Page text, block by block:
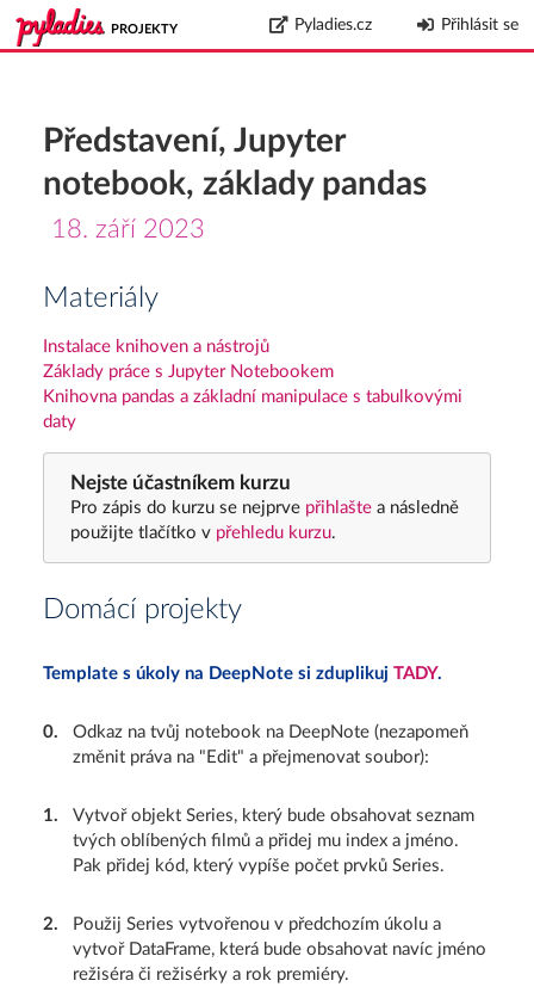
PROJEKTY Pyladies.cz Přihlásit se
Představení, Jupyter
notebook, základy pandas
18. září 2023
Materiály
Instalace knihoven a nástrojů
Základy práce s Jupyter Notebookem
Knihovna pandas a základní manipulace s tabulkovými
daty
Nejste účastníkem kurzu
Pro zápis do kurzu se nejprvepřihlašte a následně
použijte tlačítko vpřehledu kurzu.
Domácí projekty
Template s úkoly na DeepNote si zduplikuj TADY.
0.
Odkaz na tvůj notebook na DeepNote (nezapomeň
změnit práva na "Edit" a přejmenovat soubor):
1.
Vytvoř objekt Series, který bude obsahovat seznam
tvých oblíbených filmů a přidej mu index a jméno.
Pak přidej kód, který vypíše počet prvků Series.
2.
Použij Series vytvořenou v předchozím úkolu a
vytvoř DataFrame, která bude obsahovat navíc jméno
režiséra či režisérky a rok premiéry.